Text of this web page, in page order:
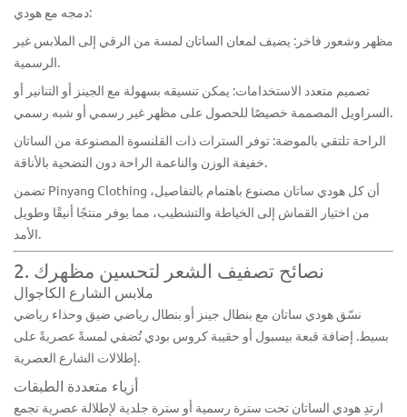
دمجه مع هودي:
مظهر وشعور فاخر: يضيف لمعان الساتان لمسة من الرقي إلى الملابس غير
الرسمية.
تصميم متعدد الاستخدامات: يمكن تنسيقه بسهولة مع الجينز أو التنانير أو
السراويل المصممة خصيصًا للحصول على مظهر غير رسمي أو شبه رسمي.
الراحة تلتقي بالموضة: توفر السترات ذات القلنسوة المصنوعة من الساتان
خفيفة الوزن والناعمة الراحة دون التضحية بالأناقة.
تضمن Pinyang Clothing أن كل هودي ساتان مصنوع باهتمام بالتفاصيل،
من اختيار القماش إلى الخياطة والتشطيب، مما يوفر منتجًا أنيقًا وطويل
الأمد.
2. نصائح تصفيف الشعر لتحسين مظهرك
ملابس الشارع الكاجوال
نسّق هودي ساتان مع بنطال جينز أو بنطال رياضي ضيق وحذاء رياضي
بسيط. إضافة قبعة بيسبول أو حقيبة كروس بودي تُضفي لمسةً عصريةً على
إطلالات الشارع العصرية.
أزياء متعددة الطبقات
ارتدِ هودي الساتان تحت سترة رسمية أو سترة جلدية لإطلالة عصرية تجمع